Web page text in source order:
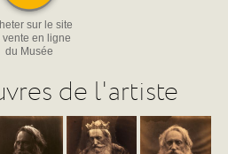
sur le site
vente en ligne
du Musée
de l'artiste